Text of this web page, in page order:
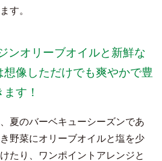
す。
ンオリーブオイルと新鮮な
像しただけでも爽やかで豊
す！
夏のバーベキューシーズンであ
野菜にオリーブオイルと塩を少
たり、ワンポイントアレンジと